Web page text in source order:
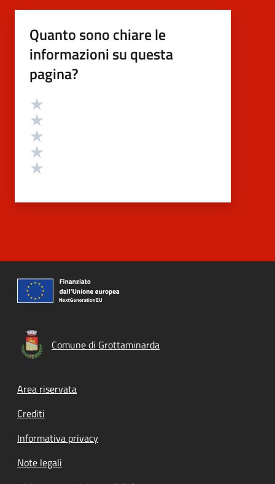
Quanto sono chiare le
informazioni su questa
pagina?
Valutazione
Comune di Grottaminarda
Footer menu
Area riservata
Crediti
Informativa privacy
Note legali